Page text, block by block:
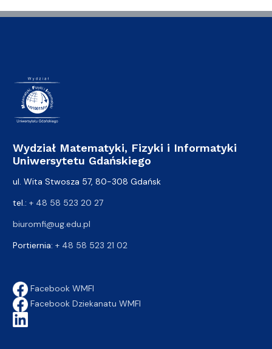
Wydział Matematyki, Fizyki i Informatyki
Uniwersytetu Gdańskiego
ul. Wita Stwosza 57, 80-308 Gdańsk
tel.: + 48 58 523 20 27
biuromfi@ug.edu.pl
Portiernia: + 48 58 523 21 02
Facebook WMFI
Facebook Dziekanatu WMFI